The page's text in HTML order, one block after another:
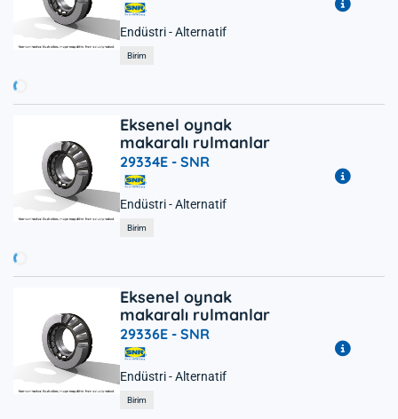
Endüstri - Alternatif
Birim
Eksenel oynak
makaralı rulmanlar
29334E - SNR
Endüstri - Alternatif
Birim
Eksenel oynak
makaralı rulmanlar
29336E - SNR
Endüstri - Alternatif
Birim